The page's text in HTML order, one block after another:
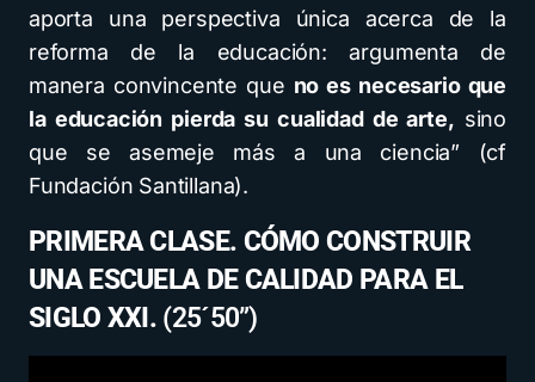
aporta una perspectiva única acerca de la
reforma de la educación: argumenta de
manera convincente que no es necesario que
la educación pierda su cualidad de arte, sino
que se asemeje más a una ciencia” (cf
Fundación Santillana).
PRIMERA CLASE. CÓMO CONSTRUIR
UNA ESCUELA DE CALIDAD PARA EL
SIGLO XXI. (25´50”)